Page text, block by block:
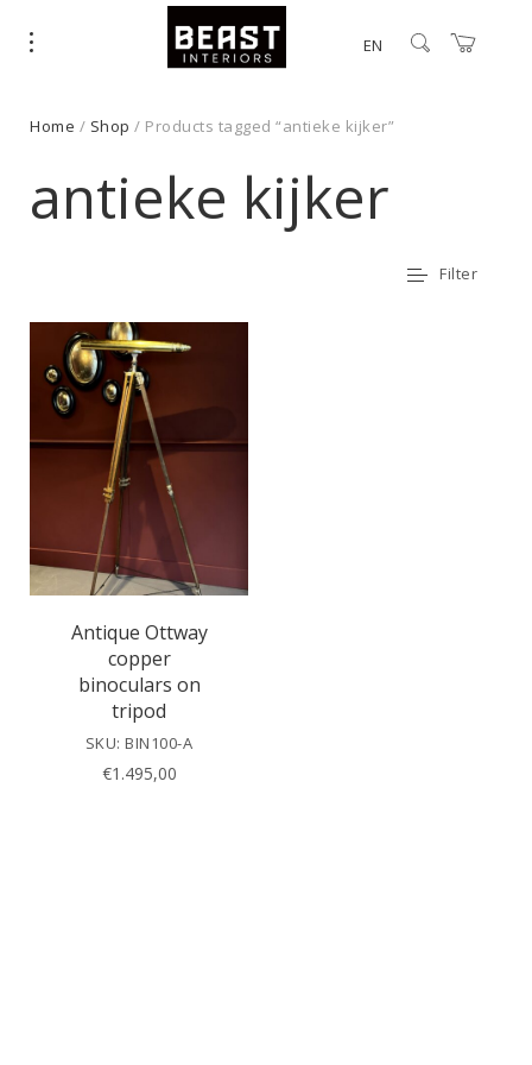
EN
Home / Shop / Products tagged “antieke kijker”
antieke kijker
Filter
Antique Ottway
copper
binoculars on
tripod
SKU: BIN100-A
€1.495,00